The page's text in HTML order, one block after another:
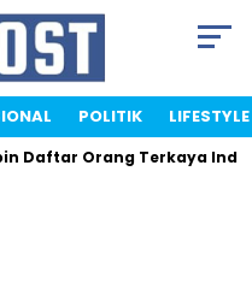
POLITIK LIFESTYLE
Orang Terkaya